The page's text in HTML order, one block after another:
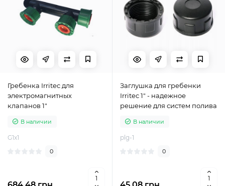
Гребенка Irritec для
электромагнитных
клапанов 1"
В наличии
G1x1
0
Заглушка для гребенки
Irritec 1" - надежное
решение для систем полива
В наличии
plg-1
0